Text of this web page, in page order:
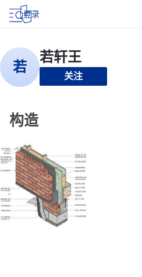
登录
关注
构造